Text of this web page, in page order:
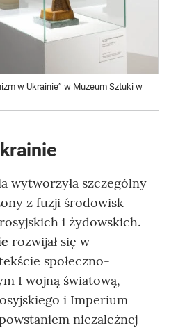
w Ukrainie” w Muzeum Sztuki w
wytworzyła szczególny
z fuzji środowisk
i żydowskich.
rozwijał się w
społeczno-
I wojną światową,
i Imperium
niezależnej